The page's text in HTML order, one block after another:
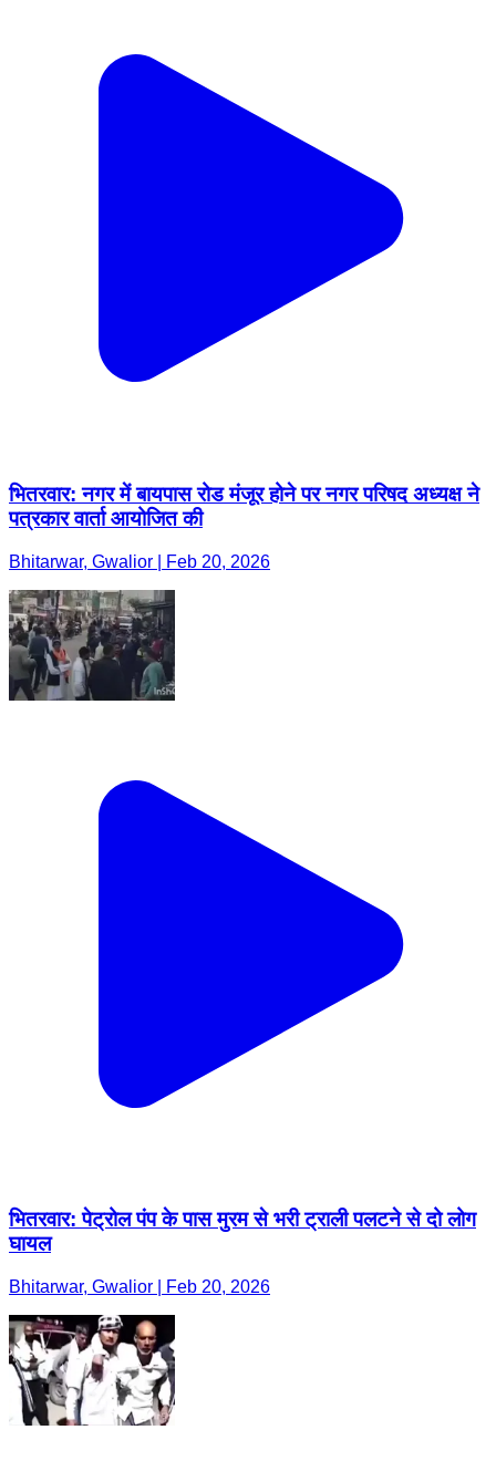
भितरवार: नगर में बायपास रोड मंजूर होने पर नगर परिषद अध्यक्ष ने
पत्रकार वार्ता आयोजित की
Bhitarwar, Gwalior | Feb 20, 2026
भितरवार: पेट्रोल पंप के पास मुरम से भरी ट्राली पलटने से दो लोग
घायल
Bhitarwar, Gwalior | Feb 20, 2026